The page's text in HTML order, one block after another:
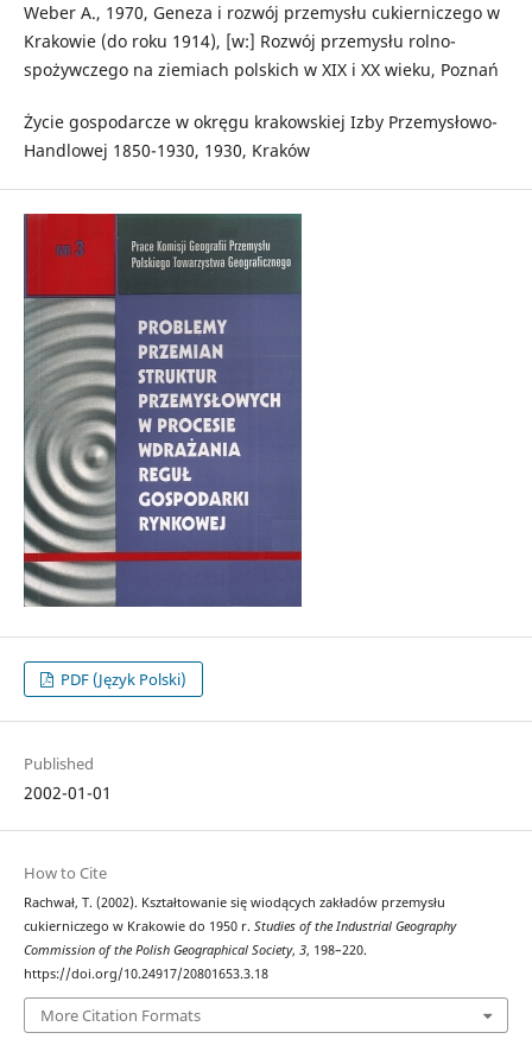
Weber A., 1970, Geneza i rozwój przemysłu cukierniczego w
Krakowie (do roku 1914), [w:] Rozwój przemysłu rolno-
spożywczego na ziemiach polskich w XIX i XX wieku, Poznań
Życie gospodarcze w okręgu krakowskiej Izby Przemysłowo-
Handlowej 1850-1930, 1930, Kraków
PDF (Język Polski)
Published
2002-01-01
How to Cite
Rachwał, T. (2002). Kształtowanie się wiodących zakładów przemysłu
cukierniczego w Krakowie do 1950 r. Studies of the Industrial Geography
Commission of the Polish Geographical Society, 3, 198–220.
https://doi.org/10.24917/20801653.3.18
More Citation Formats